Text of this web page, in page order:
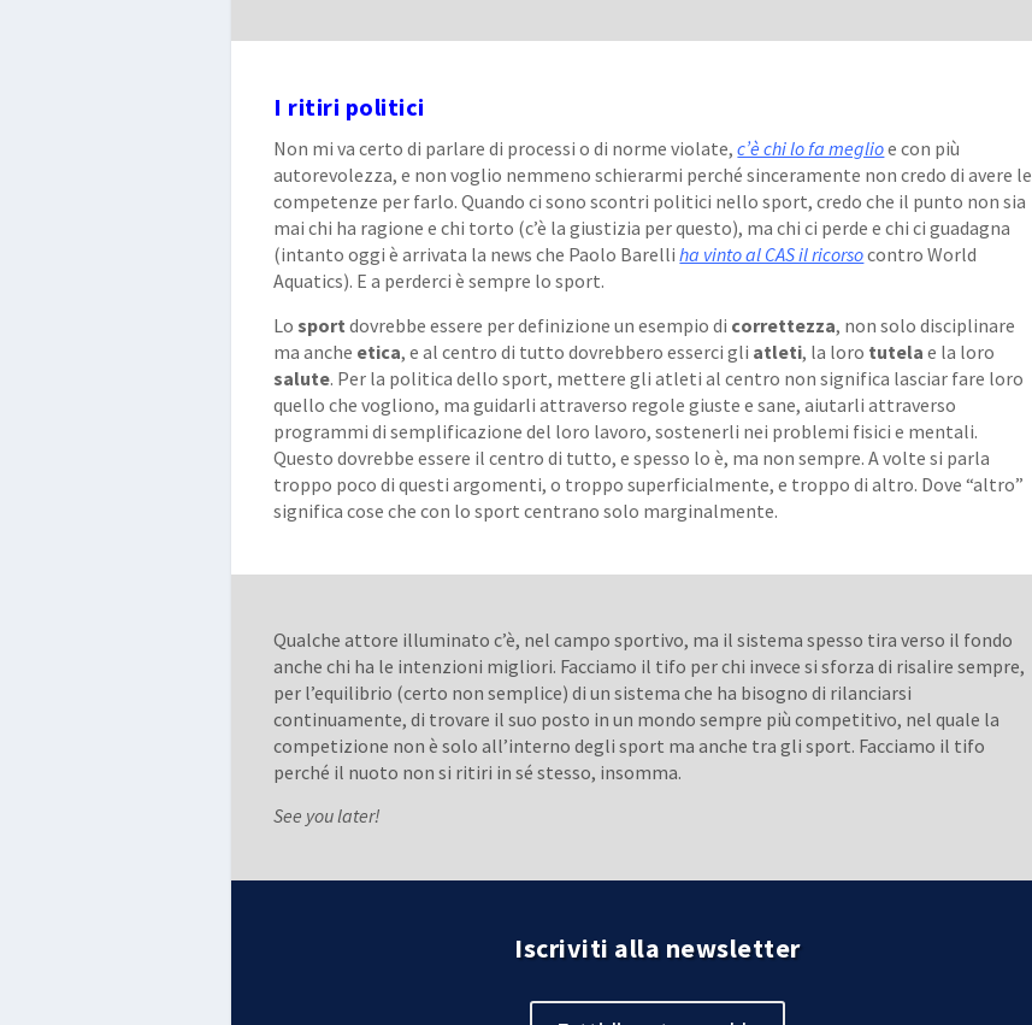
I ritiri politici
Non mi va certo di parlare di processi o di norme violate,c’è chi lo fa meglioe con più
autorevolezza, e non voglio nemmeno schierarmi perché sinceramente non credo di avere le
competenze per farlo. Quando ci sono scontri politici nello sport, credo che il punto non sia
mai chi ha ragione e chi torto (c’è la giustizia per questo), ma chi ci perde e chi ci guadagna
(intanto oggi è arrivata la news che Paolo Barelliha vinto al CAS il ricorsocontro World
Aquatics). E a perderci è sempre lo sport.
Losport dovrebbe essere per definizione un esempio di correttezza, non solo disciplinare
ma anche etica, e al centro di tutto dovrebbero esserci gli atleti, la loro tutela e la loro
salute. Per la politica dello sport, mettere gli atleti al centro non significa lasciar fare loro
quello che vogliono, ma guidarli attraverso regole giuste e sane, aiutarli attraverso
programmi di semplificazione del loro lavoro, sostenerli nei problemi fisici e mentali.
Questo dovrebbe essere il centro di tutto, e spesso lo è, ma non sempre. A volte si parla
troppo poco di questi argomenti, o troppo superficialmente, e troppo di altro. Dove “altro”
significa cose che con lo sport centrano solo marginalmente.
Qualche attore illuminato c’è, nel campo sportivo, ma il sistema spesso tira verso il fondo
anche chi ha le intenzioni migliori. Facciamo il tifo per chi invece si sforza di risalire sempre,
per l’equilibrio (certo non semplice) di un sistema che ha bisogno di rilanciarsi
continuamente, di trovare il suo posto in un mondo sempre più competitivo, nel quale la
competizione non è solo all’interno degli sport ma anche tra gli sport. Facciamo il tifo
perché il nuoto non si ritiri in sé stesso, insomma.
See you later!
Iscriviti alla newsletter